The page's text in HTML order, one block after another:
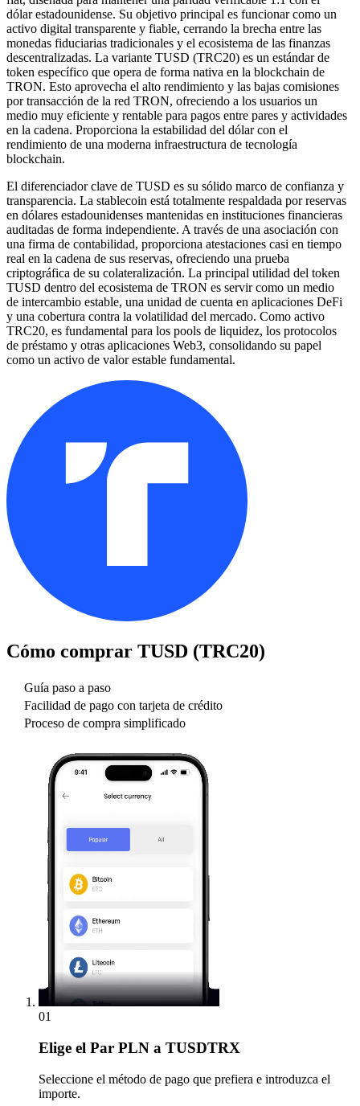
dólar estadounidense. Su objetivo principal es funcionar como un
activo digital transparente y fiable, cerrando la brecha entre las
monedas fiduciarias tradicionales y el ecosistema de las finanzas
descentralizadas. La variante TUSD (TRC20) es un estándar de
token específico que opera de forma nativa en la blockchain de
TRON. Esto aprovecha el alto rendimiento y las bajas comisiones
por transacción de la red TRON, ofreciendo a los usuarios un
medio muy eficiente y rentable para pagos entre pares y actividades
en la cadena. Proporciona la estabilidad del dólar con el
rendimiento de una moderna infraestructura de tecnología
blockchain.
El diferenciador clave de TUSD es su sólido marco de confianza y
transparencia. La stablecoin está totalmente respaldada por reservas
en dólares estadounidenses mantenidas en instituciones financieras
auditadas de forma independiente. A través de una asociación con
una firma de contabilidad, proporciona atestaciones casi en tiempo
real en la cadena de sus reservas, ofreciendo una prueba
criptográfica de su colateralización. La principal utilidad del token
TUSD dentro del ecosistema de TRON es servir como un medio
de intercambio estable, una unidad de cuenta en aplicaciones DeFi
y una cobertura contra la volatilidad del mercado. Como activo
TRC20, es fundamental para los pools de liquidez, los protocolos
de préstamo y otras aplicaciones Web3, consolidando su papel
como un activo de valor estable fundamental.
Cómo comprar TUSD (TRC20)
Guía paso a paso
Facilidad de pago con tarjeta de crédito
Proceso de compra simplificado
01
Elige el Par PLN a TUSDTRX
Seleccione el método de pago que prefiera e introduzca el
importe.